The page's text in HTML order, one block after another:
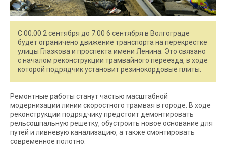
С 00:00 2 сентября до 7:00 6 сентября в Волгограде
будет ограничено движение транспорта на перекрестке
улицы Глазкова и проспекта имени Ленина. Это связано
с началом реконструкции трамвайного переезда, в ходе
которой подрядчик установит резинокордовые плиты.
Ремонтные работы станут частью масштабной
модернизации линии скоростного трамвая в городе. В ходе
реконструкции подрядчику предстоит демонтировать
рельсошпальную решетку, обустроить новое основание для
путей и ливневую канализацию, а также смонтировать
современное полотно.